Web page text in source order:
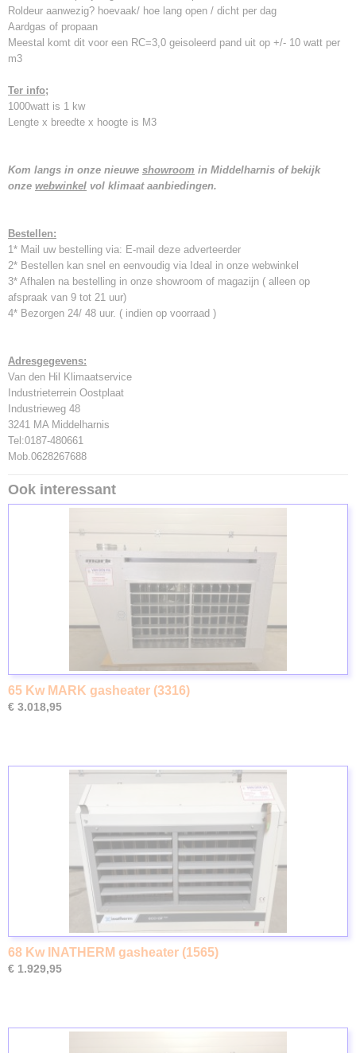
Roldeur aanwezig? hoevaak/ hoe lang open / dicht per dag
Aardgas of propaan
Meestal komt dit voor een RC=3,0 geisoleerd pand uit op +/- 10 watt per
m3
Ter info;
1000watt is 1 kw
Lengte x breedte x hoogte is M3
Kom langs in onze nieuwe showroom in Middelharnis of bekijk
onze webwinkel vol klimaat aanbiedingen.
Bestellen:
1* Mail uw bestelling via: E-mail deze adverteerder
2* Bestellen kan snel en eenvoudig via Ideal in onze webwinkel
3* Afhalen na bestelling in onze showroom of magazijn ( alleen op
afspraak van 9 tot 21 uur)
4* Bezorgen 24/ 48 uur. ( indien op voorraad )
Adresgegevens:
Van den Hil Klimaatservice
Industrieterrein Oostplaat
Industrieweg 48
3241 MA Middelharnis
Tel:0187-480661
Mob.0628267688
Ook interessant
65 Kw MARK gasheater (3316)
€ 3.018,95
68 Kw INATHERM gasheater (1565)
€ 1.929,95